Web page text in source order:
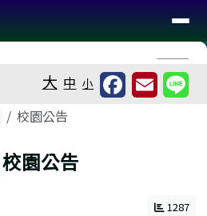
⏸
大 中 小
校園公告
校園公告
1287